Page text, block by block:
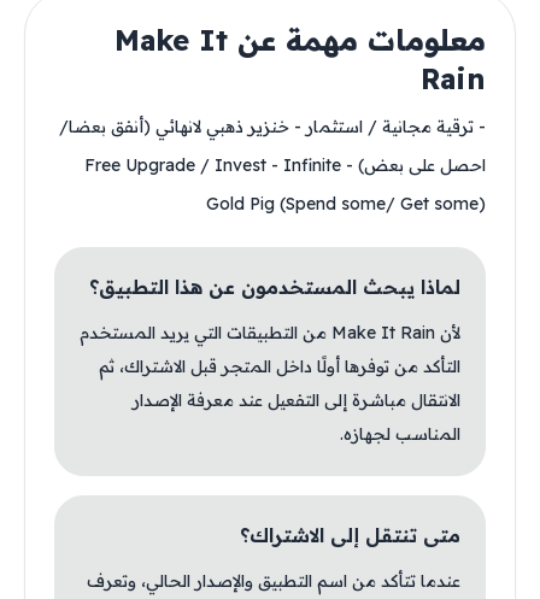
معلومات مهمة عن Make It
Rain
- ترقية مجانية / استثمار - خنزير ذهبي لانهائي (أنفق بعضا/
احصل على بعض) - Free Upgrade / Invest - Infinite
Gold Pig (Spend some/ Get some)
لماذا يبحث المستخدمون عن هذا التطبيق؟
لأن Make It Rain من التطبيقات التي يريد المستخدم
التأكد من توفرها أولًا داخل المتجر قبل الاشتراك، ثم
الانتقال مباشرة إلى التفعيل عند معرفة الإصدار
المناسب لجهازه.
متى تنتقل إلى الاشتراك؟
عندما تتأكد من اسم التطبيق والإصدار الحالي، وتعرف